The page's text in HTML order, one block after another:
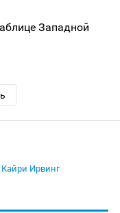
Западной
Кайри Ирвинг